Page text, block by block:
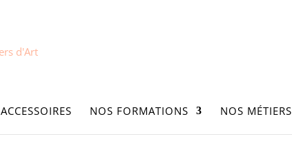
ACCESSOIRES NOS FORMATIONS
NOS MÉTIERS